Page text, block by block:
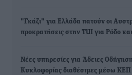
"Γκάζι" για Ελλάδα πατούν οι
προκρατήσεις στην TUI για Ρόδο
Νέες υπηρεσίες για Άδειες
Κυκλοφορίας διαθέσιμες μέσω ΚΕΠ